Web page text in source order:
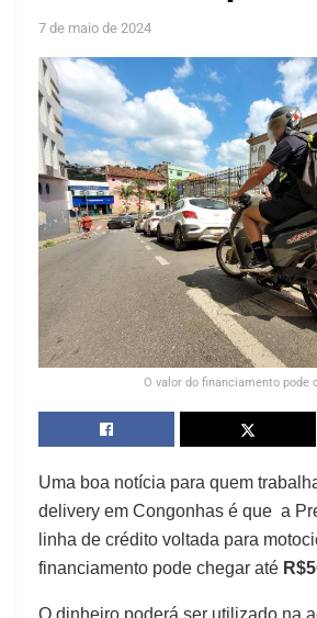
7 de maio de 2024
O valor do financiamento pode
Uma boa notícia para quem
delivery em Congonhas é que a
linha de crédito voltada para
financiamento pode chegar até